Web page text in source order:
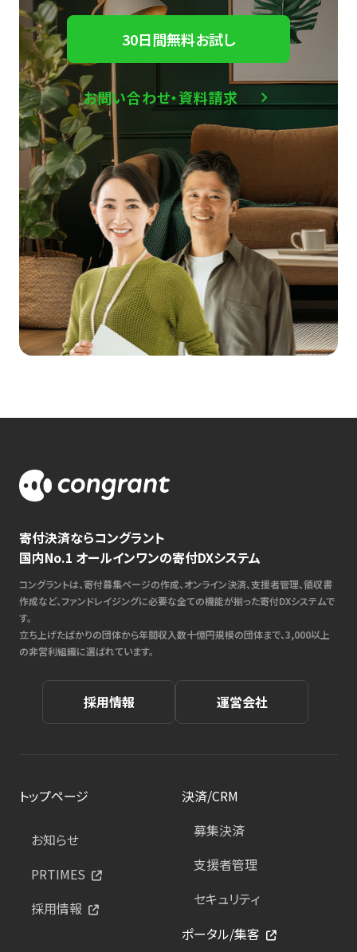
30日間無料お試し
お問い合わせ・資料請求
寄付決済ならコングラント
国内No.1 オールインワンの寄付DXシステム
コングラントは、寄付募集ページの作成、オンライン決済、支援者管理、領収書
作成など、ファンドレイジングに必要な全ての機能が揃った寄付DXシステムで
す。
立ち上げたばかりの団体から年間収入数十億円規模の団体まで、3,000以上
の非営利組織に選ばれています。
採用情報 運営会社
トップページ
お知らせ
PRTIMES
採用情報
決済/CRM
募集決済
支援者管理
セキュリティ
ポータル/集客